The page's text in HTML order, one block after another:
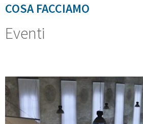
COSA FACCIAMO
Eventi